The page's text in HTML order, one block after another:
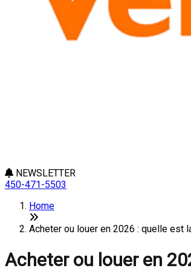
NEWSLETTER
450-471-5503
Home
Acheter ou louer en 2026 : quelle est
Acheter ou louer en